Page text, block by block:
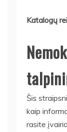
Katalogų
Šis
kaip
rasite